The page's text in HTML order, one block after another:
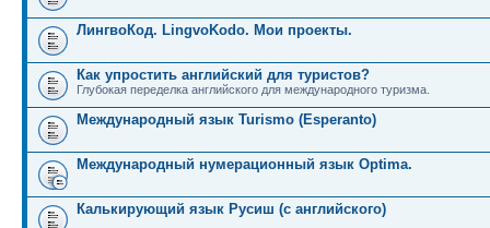
ЛингвоКод. LingvoKodo. Мои проекты.
Как упростить английский для туристов?
Глубокая переделка английского для международного туризма.
Международный язык Turismo (Esperanto)
Международный нумерационный язык Optima.
Калькирующий язык Русиш (с английского)